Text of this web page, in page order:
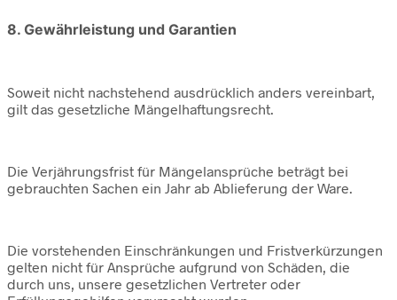
8. Gewährleistung und Garantien
Soweit nicht nachstehend ausdrücklich anders vereinbart,
gilt das gesetzliche Mängelhaftungsrecht.
Die Verjährungsfrist für Mängelansprüche beträgt bei
gebrauchten Sachen ein Jahr ab Ablieferung der Ware.
Die vorstehenden Einschränkungen und Fristverkürzungen
gelten nicht für Ansprüche aufgrund von Schäden, die
durch uns, unsere gesetzlichen Vertreter oder